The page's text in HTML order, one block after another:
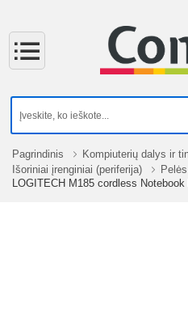
Pagrindinis
Kompiuterių dalys ir
Išoriniai įrenginiai (periferija)
LOGITECH M185 cordless